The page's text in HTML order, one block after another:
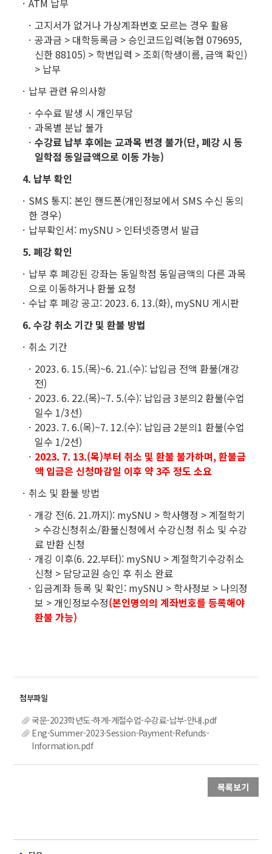
ATM 납부
고지서가 없거나 가상계좌번호 모르는 경우 활용
공과금 > 대학등록금 > 승인코드입력(농협 079695,
신한 88105) > 학번입력 > 조회(학생이름, 금액 확인)
> 납부
납부 관련 유의사항
수수료 발생 시 개인부담
과목별 분납 불가
수강료 납부 후에는 교과목 변경 불가(단, 폐강 시 동
일학점 동일금액으로 이동 가능)
4. 납부 확인
SMS 통지: 본인 핸드폰(개인정보에서 SMS 수신 동의
한 경우)
납부확인서: mySNU > 인터넷증명서 발급
5. 폐강 확인
납부 후 폐강된 강좌는 동일학점 동일금액의 다른 과목
으로 이동하거나 환불 요청
수납 후 폐강 공고: 2023. 6. 13.(화), mySNU 게시판
6. 수강 취소 기간 및 환불 방법
취소 기간
2023. 6. 15.(목)~6. 21.(수): 납입금 전액 환불(개강
전)
2023. 6. 22.(목)~7. 5.(수): 납입금 3분의2 환불(수업
일수 1/3선)
2023. 7. 6.(목)~7. 12.(수): 납입금 2분의1 환불(수업
일수 1/2선)
2023. 7. 13.(목)부터 취소 및 환불 불가하며, 환불금
액 입금은 신청마감일 이후 약 3주 정도 소요
취소 및 환불 방법
개강 전(6. 21.까지): mySNU > 학사행정 > 계절학기
> 수강신청취소/환불신청에서 수강신청 취소 및 수강
료 반환 신청
개깅 이후(6. 22.부터): mySNU > 계절학기수강취소
신청 > 담당교원 승인 후 취소 완료
입금계좌 등록 및 확인: mySNU > 학사정보 > 나의정
보 > 개인정보수정(본인명의의 계좌번호를 등록해야
환불 가능)
국문-2023학년도-하계-계절수업-수강료-납부-안내.pdf
Eng-Summer-2023-Session-Payment-Refunds-
Information.pdf
목록보기